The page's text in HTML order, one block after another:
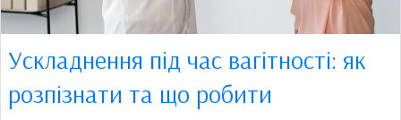
Ускладнення під час вагітності: як
розпізнати та що робити